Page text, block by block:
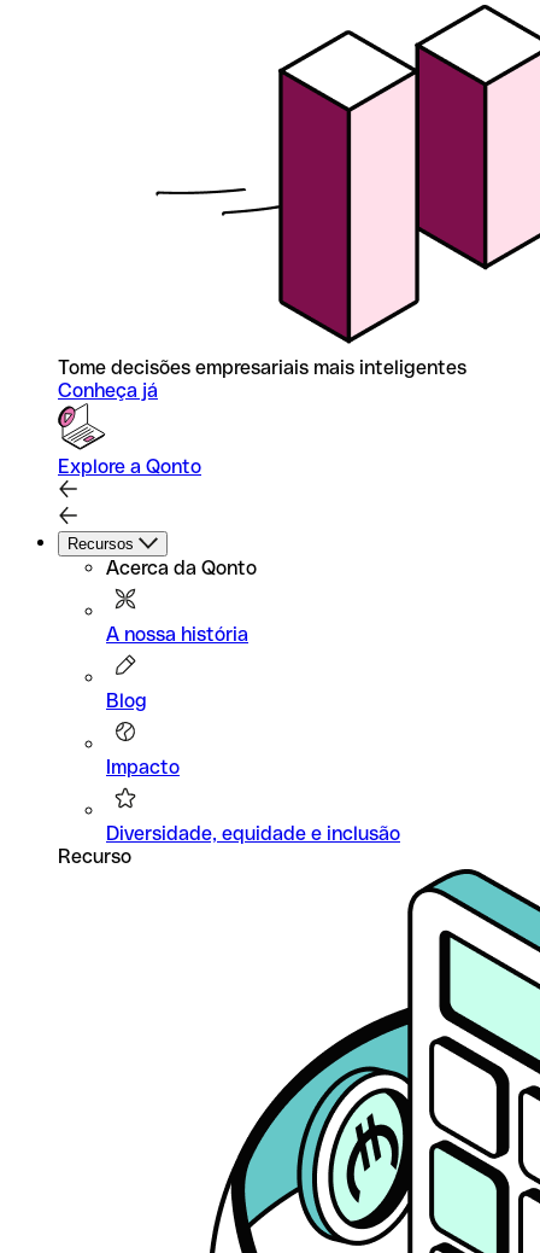
Tome decisões empresariais mais inteligentes
Conheça já
Explore a Qonto
Recursos
Acerca da Qonto
A nossa história
Blog
Impacto
Diversidade, equidade e inclusão
Recurso